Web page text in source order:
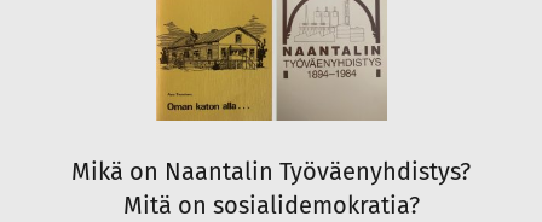
Mikä on Naantalin Työväenyhdistys?
Mitä on sosialidemokratia?